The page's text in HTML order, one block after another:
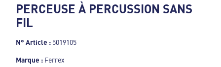
PERCEUSE À PERCUSSION SANS
FIL
N° Article : 5019105
Marque : Ferrex